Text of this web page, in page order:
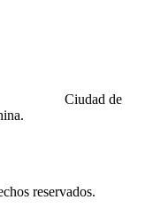
Ciudad de
reservados.